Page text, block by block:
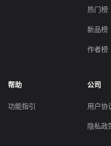
热门榜
新品榜
作者榜
帮助
功能指引
公司
用户协
隐私政